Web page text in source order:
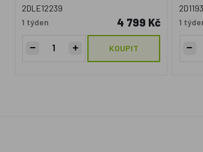
2DLE12239
1 týden
4 799 Kč
KOUPIT
1